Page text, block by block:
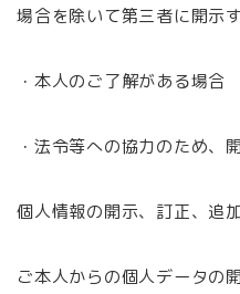
場合を除いて第三者に開示
・本人のご了解がある場合
・法令等への協力のため、
個人情報の開示、訂正、追
ご本人からの個人データの